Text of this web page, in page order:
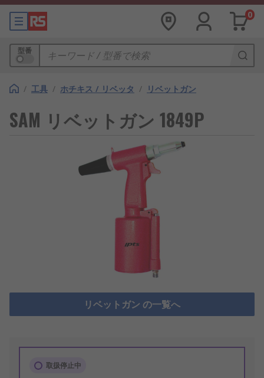
0
型番
/ 工具 / ホチキス / リベッタ / リベットガン
SAM リベットガン 1849P
リベットガン の一覧へ
取扱停止中